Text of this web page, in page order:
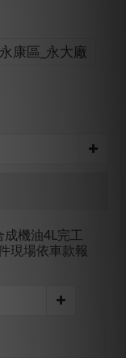
康區_永大廠
成機油4L完工
現場依車款報